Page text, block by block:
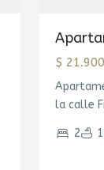
$ 21.900
la calle
2 1